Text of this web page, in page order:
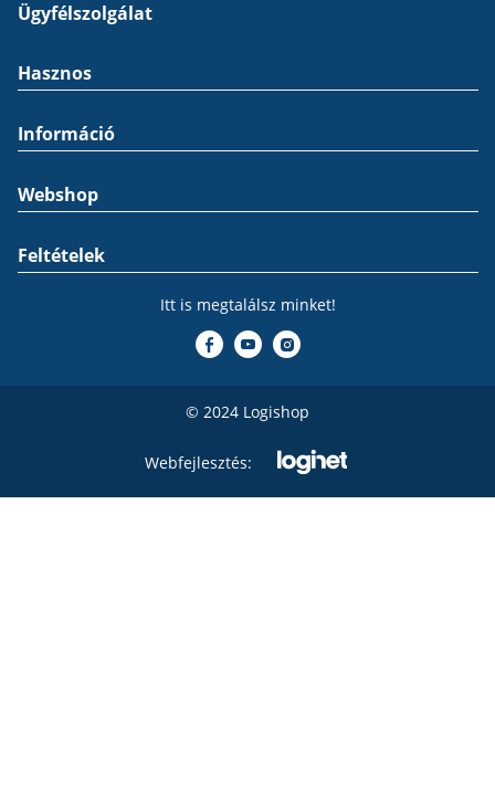
Ügyfélszolgálat
Hasznos
Információ
Webshop
Feltételek
Itt is megtalálsz minket!
© 2024 Logishop
Webfejlesztés: